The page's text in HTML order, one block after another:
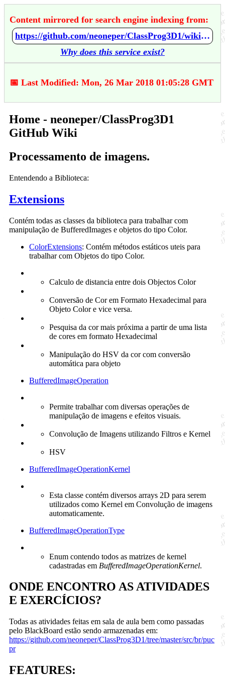
Content mirrored for search engine indexing from:
https://github.com/neoneper/ClassProg3D1/wiki/Home
Why does this service exist?
📅 Last Modified: Mon, 26 Mar 2018 01:05:28 GMT
Home - neoneper/ClassProg3D1
GitHub Wiki
Processamento de imagens.
Entendendo a Biblioteca:
Extensions
Contém todas as classes da biblioteca para trabalhar com
manipulação de BufferedImages e objetos do tipo Color.
ColorExtensions: Contém métodos estáticos uteis para
trabalhar com Objetos do tipo Color.
Calculo de distancia entre dois Objectos Color
Conversão de Cor em Formato Hexadecimal para
Objeto Color e vice versa.
Pesquisa da cor mais próxima a partir de uma lista
de cores em formato Hexadecimal
Manipulação do HSV da cor com conversão
automática para objeto
BufferedImageOperation
Permite trabalhar com diversas operações de
manipulação de imagens e efeitos visuais.
Convolução de Imagens utilizando Filtros e Kernel
HSV
BufferedImageOperationKernel
Esta classe contém diversos arrays 2D para serem
utilizados como Kernel em Convolução de imagens
automaticamente.
BufferedImageOperationType
Enum contendo todos as matrizes de kernel
cadastradas em BufferedImageOperationKernel.
ONDE ENCONTRO AS ATIVIDADES
E EXERCÍCIOS?
Todas as atividades feitas em sala de aula bem como passadas
pelo BlackBoard estão sendo armazenadas em:
https://github.com/neoneper/ClassProg3D1/tree/master/src/br/puc
pr
FEATURES: